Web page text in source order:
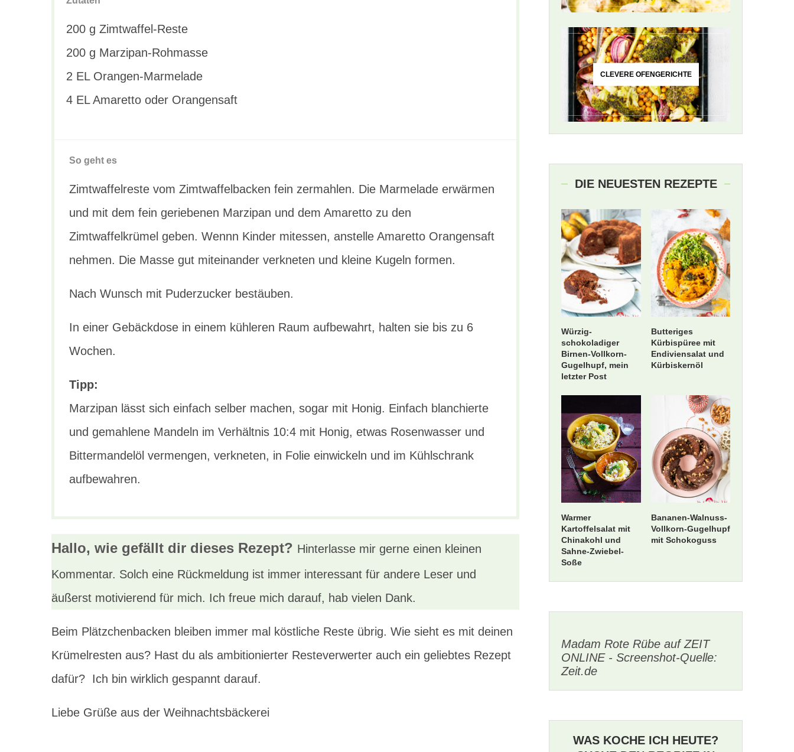
200 g Zimtwaffel-Reste
200 g Marzipan-Rohmasse
2 EL Orangen-Marmelade
4 EL Amaretto oder Orangensaft
So geht es
Zimtwaffelreste vom Zimtwaffelbacken fein zermahlen. Die Marmelade erwärmen
und mit dem fein geriebenen Marzipan und dem Amaretto zu den
Zimtwaffelkrümel geben. Wennn Kinder mitessen, anstelle Amaretto Orangensaft
nehmen. Die Masse gut miteinander verkneten und kleine Kugeln formen.
Nach Wunsch mit Puderzucker bestäuben.
In einer Gebäckdose in einem kühleren Raum aufbewahrt, halten sie bis zu 6
Wochen.
Tipp:
Marzipan lässt sich einfach selber machen, sogar mit Honig. Einfach blanchierte
und gemahlene Mandeln im Verhältnis 10:4 mit Honig, etwas Rosenwasser und
Bittermandelöl vermengen, verkneten, in Folie einwickeln und im Kühlschrank
aufbewahren.
Hallo, wie gefällt dir dieses Rezept? Hinterlasse mir gerne einen kleinen
Kommentar. Solch eine Rückmeldung ist immer interessant für andere Leser und
äußerst motivierend für mich. Ich freue mich darauf, hab vielen Dank.
Beim Plätzchenbacken bleiben immer mal köstliche Reste übrig. Wie sieht es mit deinen
Krümelresten aus? Hast du als ambitionierter Resteverwerter auch ein geliebtes Rezept
dafür? Ich bin wirklich gespannt darauf.
Liebe Grüße aus der Weihnachtsbäckerei
CLEVERE OFENGERICHTE
DIE NEUESTEN REZEPTE
Würzig-
schokoladiger
Birnen-Vollkorn-
Gugelhupf, mein
letzter Post
Butteriges
Kürbispüree mit
Endiviensalat und
Kürbiskernöl
Warmer
Kartoffelsalat mit
Chinakohl und
Sahne-Zwiebel-
Soße
Bananen-Walnuss-
Vollkorn-Gugelhupf
mit Schokoguss
Madam Rote Rübe auf ZEIT
ONLINE - Screenshot-Quelle:
Zeit.de
WAS KOCHE ICH HEUTE?